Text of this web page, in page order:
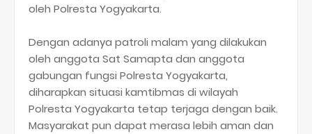
oleh Polresta Yogyakarta.
Dengan adanya patroli malam yang dilakukan
oleh anggota Sat Samapta dan anggota
gabungan fungsi Polresta Yogyakarta,
diharapkan situasi kamtibmas di wilayah
Polresta Yogyakarta tetap terjaga dengan baik.
Masyarakat pun dapat merasa lebih aman dan